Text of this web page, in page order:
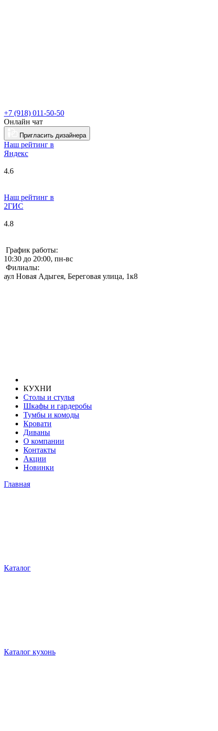
+7 (918) 011-50-50
Онлайн чат
Пригласить дизайнера
Наш рейтинг в
Яндекс
4.6
Наш рейтинг в
2ГИС
4.8
График работы:
10:30 до 20:00, пн-вс
Филиалы:
аул Новая Адыгея, Береговая улица, 1к8
КУХНИ
Столы и стулья
Шкафы и гардеробы
Тумбы и комоды
Кровати
Диваны
О компании
Контакты
Акции
Новинки
Главная
Каталог
Каталог кухонь